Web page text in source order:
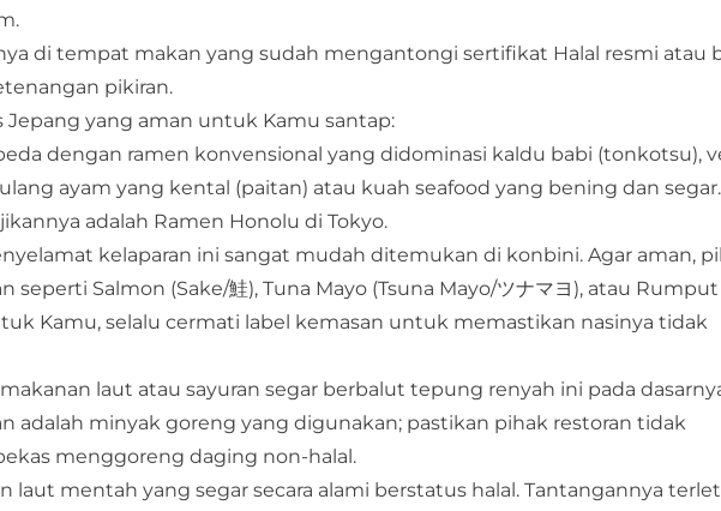
di tempat makan yang sudah mengantongi sertifikat Halal resmi atau
pikiran.
yang aman untuk Kamu santap:
dengan ramen konvensional yang didominasi kaldu babi (tonkotsu),
ayam yang kental (paitan) atau kuah seafood yang bening dan segar.
adalah Ramen Honolu di Tokyo.
kelaparan ini sangat mudah ditemukan di konbini. Agar aman,
Salmon (Sake/鮭), Tuna Mayo (Tsuna Mayo/ツナマヨ), atau
Kamu, selalu cermati label kemasan untuk memastikan nasinya tidak
laut atau sayuran segar berbalut tepung renyah ini pada
adalah minyak goreng yang digunakan; pastikan pihak restoran tidak
menggoreng daging non-halal.
laut mentah yang segar secara alami berstatus halal. Tantangannya